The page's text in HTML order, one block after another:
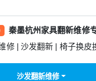
秦墨杭州家具翻新维修
修 | 沙发翻新 | 椅子换皮
沙发翻新维修